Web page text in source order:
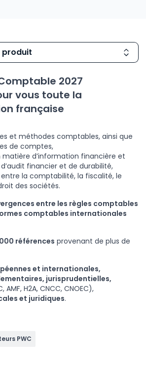
produit
2027
vous toute la
française
et méthodes comptables, ainsi que
de comptes,
matière d’information financière et
financier et de durabilité,
la comptabilité, la fiscalité, le
des sociétés.
entre les règles comptables
comptables internationales
références provenant de plus de
et internationales,
jurisprudentielles,
AMF, H2A, CNCC, CNOEC),
et juridiques.
PWC